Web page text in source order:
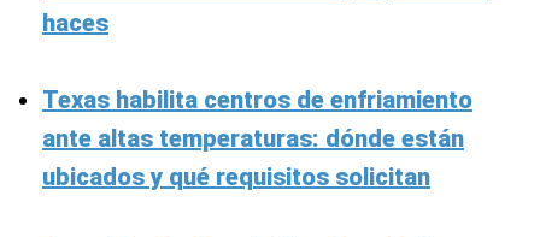
haces
Texas habilita centros de enfriamiento
ante altas temperaturas: dónde están
ubicados y qué requisitos solicitan